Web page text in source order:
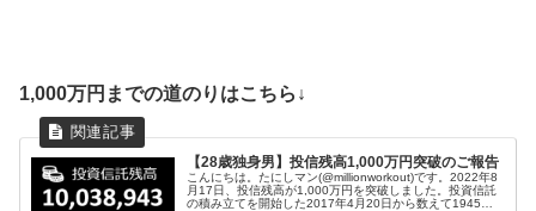
1,000万円までの道のりはこちら↓
【28歳独身男】投信残高1,000万円突破のご報告
こんにちは。たにしマン(@millionworkout)です。2022年8
月17日、投信残高が1,000万円を突破しました。投資信託
の積み立てを開始した2017年4月20日から数えて1945日